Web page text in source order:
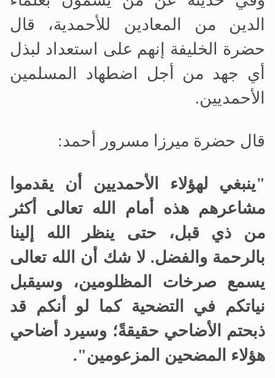
الدين من المعادين للأحمدية، قال
حضرة الخليفة إنهم على استعداد لبذل
أي جهد من أجل اضطهاد المسلمين
الأحمديين.
قال حضرة ميرزا مسرور أحمد:
"ينبغي لهؤلاء الأحمديين أن يقدموا
مشاعرهم هذه أمام الله تعالى أكثر
من ذي قبل، حتى ينظر الله إلينا
بالرحمة والفضل. لا شك أن الله تعالى
يسمع صرخات المظلومين، وسيقبل
نياتكم في التضحية كما لو أنكم قد
ذبحتم الأضاحي حقيقةً؛ وسيرد أضاحي
هؤلاء المضحين المزعومين".